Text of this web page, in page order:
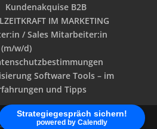
Strategiegespräch sichern!
powered by Calendly
Kundenakquise B2B
IM MARKETING
/ Sales Mitarbeiter:in
(m/w/d)
Software Tools – im
und Tipps
- klein-marketing.com